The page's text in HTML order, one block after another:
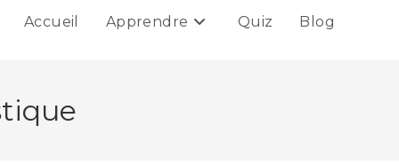
Accueil Apprendre Quiz Blog